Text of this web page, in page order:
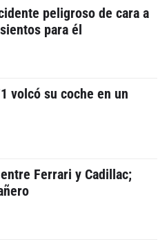
peligroso de cara a
para él
volcó su coche en un
Ferrari y Cadillac;